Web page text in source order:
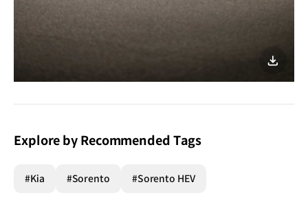
이미지
다운로드
Explore by Recommended Tags
#Kia #Sorento #Sorento HEV